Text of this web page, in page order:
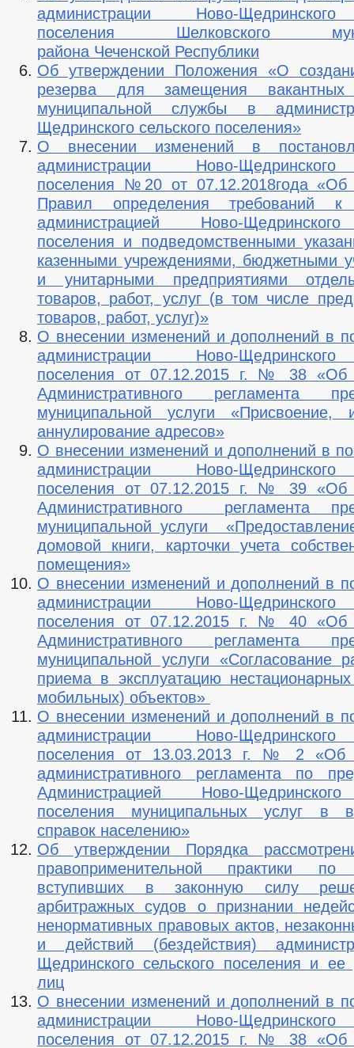
администрации Ново-
поселения Шелковского
района Чеченской Республики
Об утверждении Положения «О
резерва для замещения вакантных
муниципальной службы в
Щедринского сельского поселения»
О внесении изменений в
администрации Ново-
поселения №20 от 07.12.2018года «Об
Правил определения требований к
администрацией Ново-
поселения и подведомственными
казенными учреждениями, бюджетными
и унитарными предприятиями
товаров, работ, услуг (в том числе
товаров, работ, услуг)»
О внесении изменений и дополнений в
администрации Ново-
поселения от 07.12.2015 г. № 38 «Об
Административного регламента
муниципальной услуги «Присвоение,
аннулирование адресов»
О внесении изменений и дополнений в
администрации Ново-
поселения от 07.12.2015 г. № 39 «Об
Административного регламента
муниципальной услуги
домовой книги, карточки учета
помещения»
О внесении изменений и дополнений в
администрации Ново-
поселения от 07.12.2015 г. № 40 «Об
Административного регламента
муниципальной услуги «Согласование
приема в эксплуатацию
мобильных) объектов»
О внесении изменений и дополнений в
администрации Ново-
поселения от 13.03.2013 г. № 2 «Об
административного регламента по
Администрацией Ново-
поселения муниципальных услуг в
справок населению»
Об утверждении Порядка
правоприменительной практики по
вступивших в законную силу
арбитражных судов о признании
ненормативных правовых актов,
и действий (бездействия)
Щедринского сельского поселения и ее
лиц
О внесении изменений и дополнений в
администрации Ново-
поселения от 07.12.2015 г. № 38 «Об